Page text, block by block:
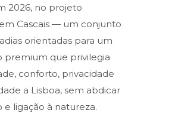
2026, no projeto
Cascais — um conjunto
orientadas para um
premium que privilegia
conforto, privacidade
a Lisboa, sem abdicar
e ligação à natureza.